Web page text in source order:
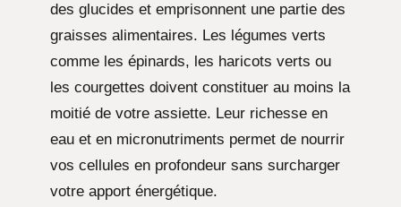
des glucides et emprisonnent une partie des
graisses alimentaires. Les légumes verts
comme les épinards, les haricots verts ou
les courgettes doivent constituer au moins la
moitié de votre assiette. Leur richesse en
eau et en micronutriments permet de nourrir
vos cellules en profondeur sans surcharger
votre apport énergétique.